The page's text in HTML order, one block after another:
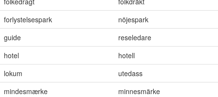
forlystelsespark
nöjespark
guide
reseledare
hotel
hotell
lokum
utedass
mindesmærke
minnesmärke